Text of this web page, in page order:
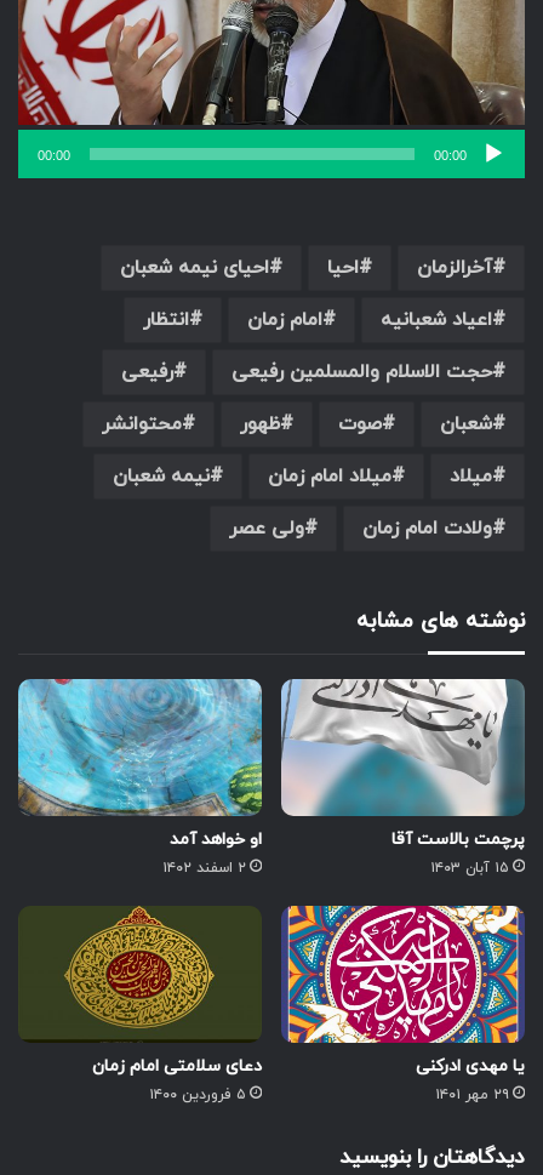
00:00
00:00
آخرالزمان احیا
احیای نیمه شعبان
اعیاد شعبانیه
امام زمان
انتظار
حجت الاسلام والمسلمین رفیعی
رفیعی
شعبان
صوت ظهور
محتوانشر
میلاد
میلاد امام زمان
نیمه شعبان
ولادت امام زمان
ولی عصر
نوشته های مشابه
پرچمت بالاست آقا
۱۵ آبان ۱۴۰۳
او خواهد آمد
۲ اسفند ۱۴۰۲
یا مهدی ادرکنی
۲۹ مهر ۱۴۰۱
دعای سلامتی امام زمان
۵ فروردین ۱۴۰۰
دیدگاهتان را بنویسید